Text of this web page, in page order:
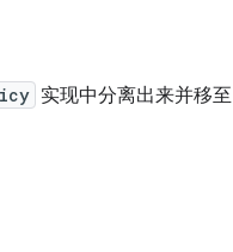
实现中分离出来并移至